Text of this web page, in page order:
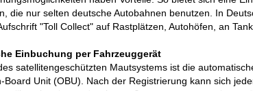
die nur selten deutsche Autobahnen benutzen. In
"Toll Collect" auf Rastplätzen, Autohöfen, an
Einbuchung per Fahrzeuggerät
satellitengeschützten Mautsystems ist die
Board Unit (OBU). Nach der Registrierung kann sich